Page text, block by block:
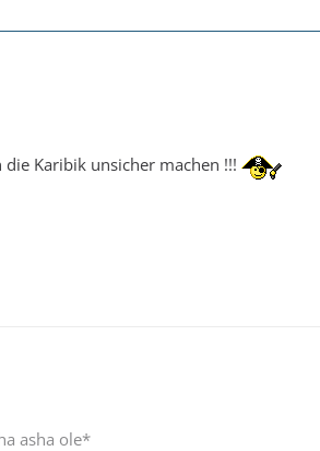
Karibik unsicher machen !!!
asha ole*